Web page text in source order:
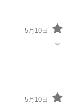
5月10日
5月10日